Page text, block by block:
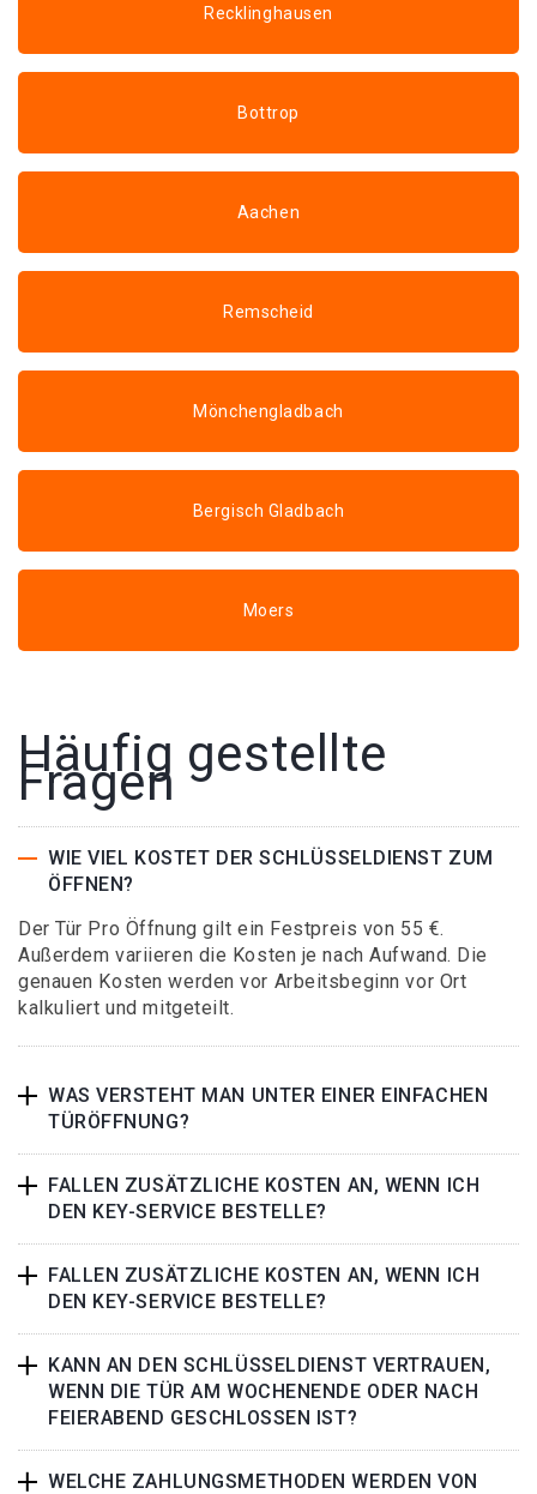
Recklinghausen
Bottrop
Aachen
Remscheid
Mönchengladbach
Bergisch Gladbach
Moers
Häufig gestellte
Fragen
WIE VIEL KOSTET DER SCHLÜSSELDIENST ZUM
ÖFFNEN?
Der Tür Pro Öffnung gilt ein Festpreis von 55 €.
Außerdem variieren die Kosten je nach Aufwand. Die
genauen Kosten werden vor Arbeitsbeginn vor Ort
kalkuliert und mitgeteilt.
WAS VERSTEHT MAN UNTER EINER EINFACHEN
TÜRÖFFNUNG?
FALLEN ZUSÄTZLICHE KOSTEN AN, WENN ICH
DEN KEY-SERVICE BESTELLE?
FALLEN ZUSÄTZLICHE KOSTEN AN, WENN ICH
DEN KEY-SERVICE BESTELLE?
KANN AN DEN SCHLÜSSELDIENST VERTRAUEN,
WENN DIE TÜR AM WOCHENENDE ODER NACH
FEIERABEND GESCHLOSSEN IST?
WELCHE ZAHLUNGSMETHODEN WERDEN VON